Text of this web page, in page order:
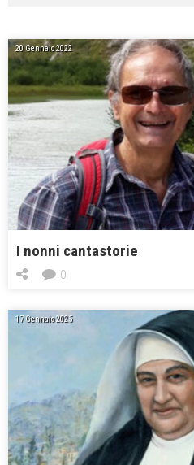
20 Gennaio 2022
I nonni cantastorie
0
17 Gennaio 2025